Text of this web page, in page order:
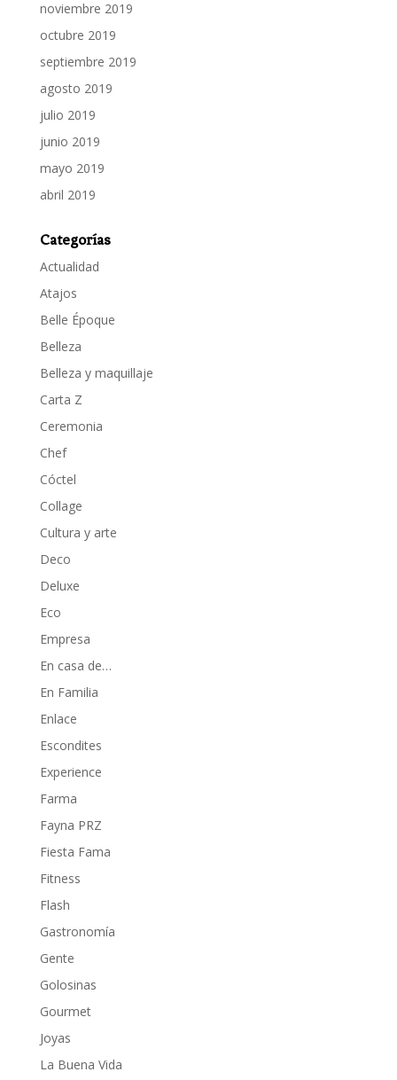
noviembre 2019
octubre 2019
septiembre 2019
agosto 2019
julio 2019
junio 2019
mayo 2019
abril 2019
Categorías
Actualidad
Atajos
Belle Époque
Belleza
Belleza y maquillaje
Carta Z
Ceremonia
Chef
Cóctel
Collage
Cultura y arte
Deco
Deluxe
Eco
Empresa
En casa de…
En Familia
Enlace
Escondites
Experience
Farma
Fayna PRZ
Fiesta Fama
Fitness
Flash
Gastronomía
Gente
Golosinas
Gourmet
Joyas
La Buena Vida